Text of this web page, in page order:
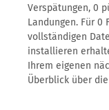
Verspätungen, 0
Landungen. Für 0
vollständigen
installieren
Ihrem eigenen
Überblick über